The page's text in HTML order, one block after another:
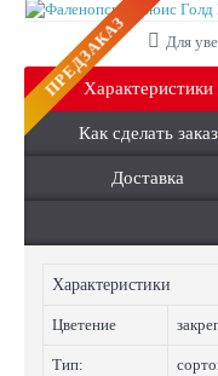
ПРЕДЗАКАЗ Для
Характеристики
Как сделать заказ
Доставка
Характеристики
Цветение
Тип: